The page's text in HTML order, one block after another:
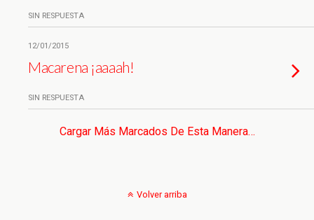
SIN RESPUESTA
12/01/2015
Macarena ¡aaaah!
SIN RESPUESTA
Cargar Más Marcados De Esta Manera…
Volver arriba